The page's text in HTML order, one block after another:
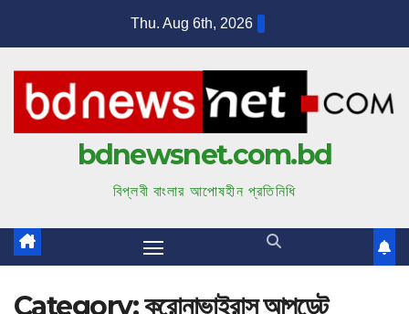
n
Thu. Aug 6th, 2026
bdnewsnet.com.bd
বিপ্লবী বাংলার আপোষহীন প্রতিনিধি
Category:করোনাভাইরাস আপডেট